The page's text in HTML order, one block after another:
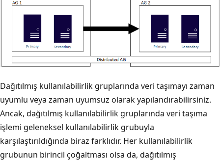
Dağıtılmış kullanılabilirlik gruplarında veri taşımayı zaman
uyumlu veya zaman uyumsuz olarak yapılandırabilirsiniz.
Ancak, dağıtılmış kullanılabilirlik gruplarında veri taşıma
işlemi geleneksel kullanılabilirlik grubuyla
karşılaştırıldığında biraz farklıdır. Her kullanılabilirlik
grubunun birincil çoğaltması olsa da, dağıtılmış